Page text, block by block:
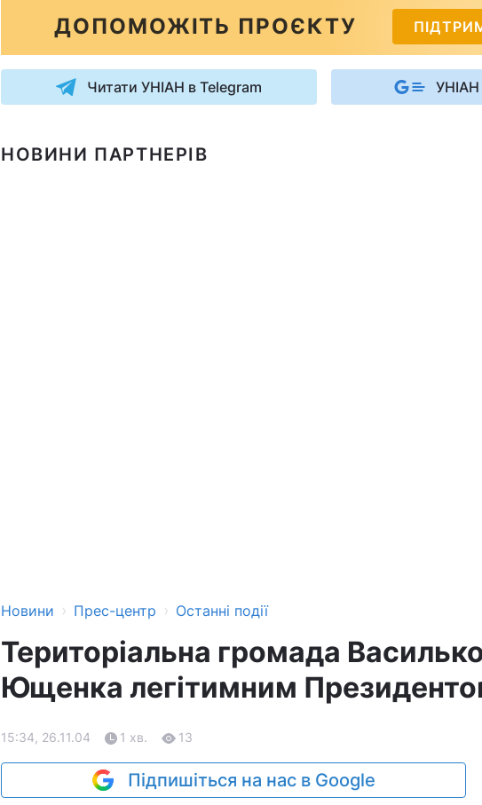
ДОПОМОЖІТЬ ПРОЄКТУ
Читати УНІАН в Telegram УНІАН
НОВИНИ ПАРТНЕРІВ
Новини › Прес-центр › Останні події
Територіальна громада
Ющенка легітимним
15:34, 26.11.04 1 хв. 13
Підпишіться на нас в Google